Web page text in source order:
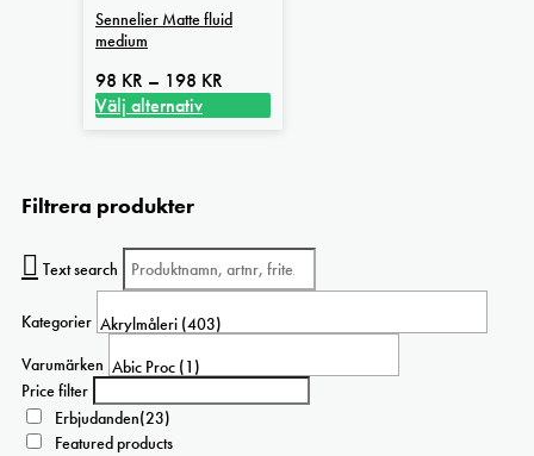
De
olika
alternativen
kan
Sennelier Matte fluid
medium
98 KR – 198 KR
Välj alternativ
har
varianter.
De
alternativen
kan
väljas
på
produktsidan
Filtrera produkter
Text search
Kategorier
Varumärken
Price filter
Erbjudanden(23)
Featured products